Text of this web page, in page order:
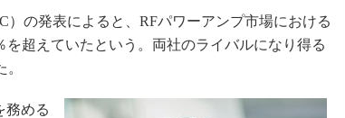
の発表によると、RFパワーアンプ市場における
を超えていたという。両社のライバルになり得る
務める